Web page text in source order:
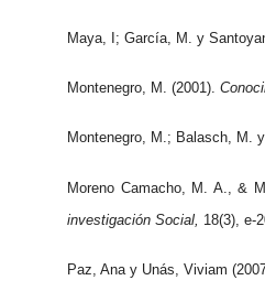
Maya, I; García, M. y
Montenegro, M. (2001).
Montenegro, M.; Balasch, M.
Moreno Camacho, M. A., &
investigación Social, 18(3), e-
Paz, Ana y Unás, Viviam